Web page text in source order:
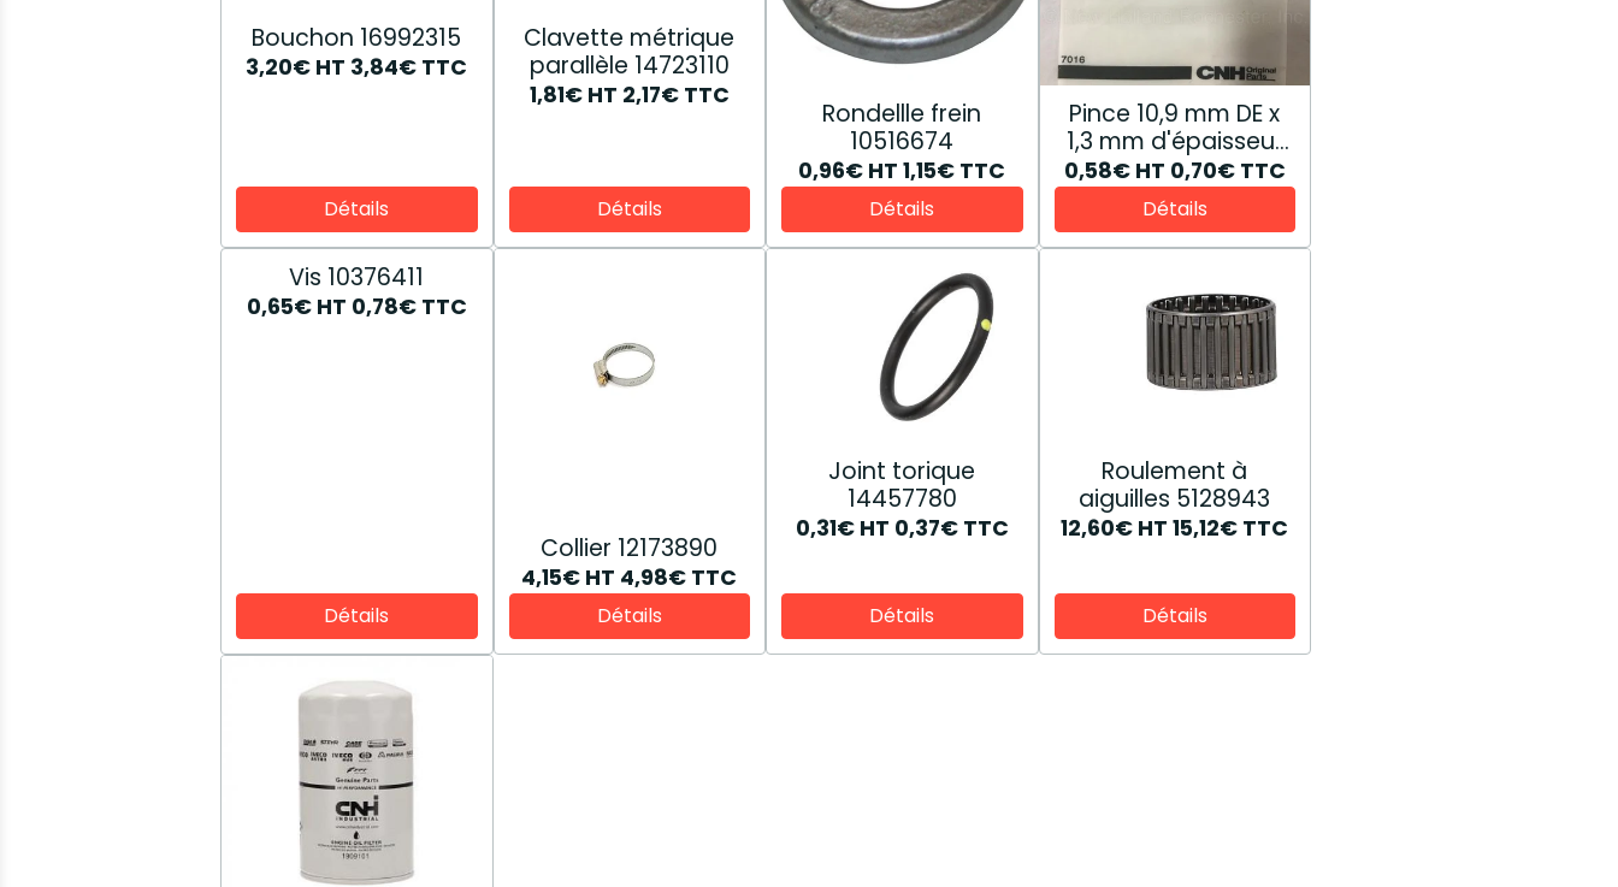
Bouchon 16992315
3,20€ HT 3,84€ TTC
Détails
Clavette métrique
parallèle 14723110
1,81€ HT 2,17€ TTC
Détails
Rondellle frein
10516674
0,96€ HT 1,15€ TTC
Détails
Pince 10,9 mm DE x
1,3 mm d'épaisseur
5135069
0,58€ HT 0,70€ TTC
Détails
Vis 10376411
0,65€ HT 0,78€ TTC
Détails
Collier 12173890
4,15€ HT 4,98€ TTC
Détails
Joint torique
14457780
0,31€ HT 0,37€ TTC
Détails
Roulement à
aiguilles 5128943
12,60€ HT 15,12€ TTC
Détails